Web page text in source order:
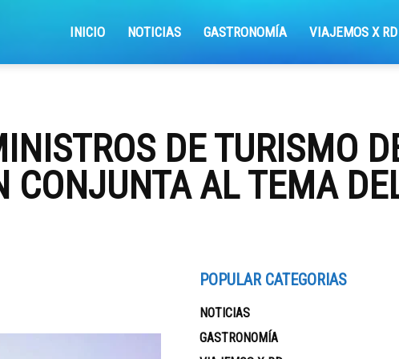
INICIO NOTICIAS GASTRONOMÍA VIAJEMOS X RD
DE TURISMO
CONJUNTA AL TEMA
POPULAR CATEGORIAS
NOTICIAS
GASTRONOMÍA